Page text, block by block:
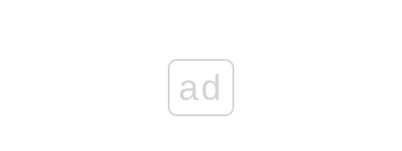
ad